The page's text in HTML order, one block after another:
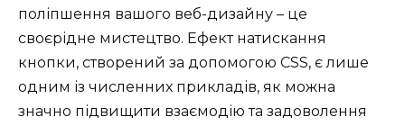
поліпшення вашого веб-дизайну – це
своєрідне мистецтво. Ефект натискання
кнопки, створений за допомогою CSS, є лише
одним із численних прикладів, як можна
значно підвищити взаємодію та задоволення